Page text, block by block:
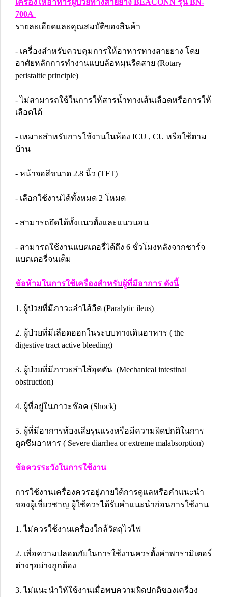
700A
รายละเอียดและคุณสมบัติของสินค้า
- เครื่องสำหรับควบคุมการให้อาหารทางสายยาง โดย
อาศัยหลักการทำงานแบบล้อหมุนรีดสาย (Rotary
peristaltic principle)
- ไม่สามารถใช้ในการให้สารน้ำทางเส้นเลือดหรือการให้
เลือดได้
- เหมาะสำหรับการใช้งานในห้อง ICU , CU หรือใช้ตาม
บ้าน
- หน้าจอสีขนาด 2.8 นิ้ว (TFT)
- เลือกใช้งานได้ทั้งหมด 2 โหมด
- สามารถยึดได้ทั้งแนวตั้งและแนวนอน
- สามารถใช้งานแบตเตอรี่ได้ถึง 6 ชั่วโมงหลังจากชาร์จ
แบตเตอรี่จนเต็ม
ข้อห้ามในการใช้เครื่องสำหรับผู้ที่มีอาการ ดังนี้
1. ผู้ป่วยที่มีภาวะลำไส้อืด (Paralytic ileus)
2. ผู้ป่วยที่มีเลือดออกในระบบทางเดินอาหาร ( the
digestive tract active bleeding)
3. ผู้ป่วยที่มีภาวะลำไส้อุดตัน (Mechanical intestinal
obstruction)
4. ผู้ที่อยู่ในภาวะช๊อค (Shock)
5. ผู้ที่มีอาการท้องเสียรุนแรงหรือมีความผิดปกติในการ
ดูดซึมอาหาร ( Severe diarrhea or extreme malabsorption)
ข้อควรระวังในการใช้งาน
การใช้งานเครื่องควรอยู่ภายใต้การดูแลหรือคำแนะนำ
ของผู้เชี่ยวชาญ ผู้ใช้ควรได้รับคำแนะนำก่อนการใช้งาน
1. ไม่ควรใช้งานเครื่องใกล้วัตถุไวไฟ
2. เพื่อความปลอดภัยในการใช้งานควรตั้งค่าพารามิเตอร์
ต่างๆอย่างถูกต้อง
3. ไม่แนะนำให้ใช้งานเมื่อพบความผิดปกติของเครื่อง